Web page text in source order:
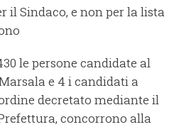
il Sindaco, e non per la lista
le persone candidate al
e 4 i candidati a
decretato mediante il
concorrono alla